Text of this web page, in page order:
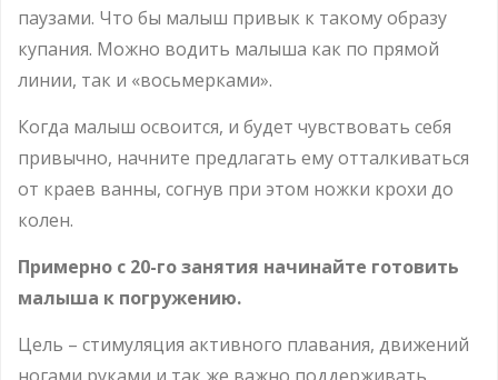
паузами. Что бы малыш привык к такому образу
купания. Можно водить малыша как по прямой
линии, так и «восьмерками».
Когда малыш освоится, и будет чувствовать себя
привычно, начните предлагать ему отталкиваться
от краев ванны, согнув при этом ножки крохи до
колен.
Примерно с 20-го занятия начинайте готовить
малыша к погружению.
Цель – стимуляция активного плавания, движений